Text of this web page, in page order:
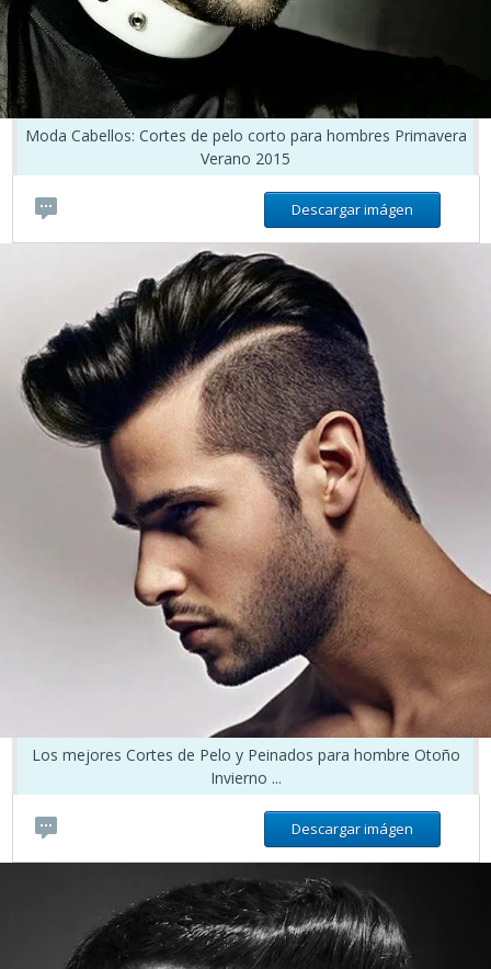
Moda Cabellos: Cortes de pelo corto para hombres Primavera
Verano 2015
Descargar imágen
Los mejores Cortes de Pelo y Peinados para hombre Otoño
Invierno ...
Descargar imágen